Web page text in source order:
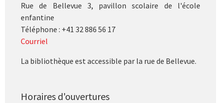
Rue de Bellevue 3, pavillon scolaire de l'école
enfantine
Téléphone : +41 32 886 56 17
Courriel
La bibliothèque est accessible par la rue de Bellevue.
Horaires d'ouvertures